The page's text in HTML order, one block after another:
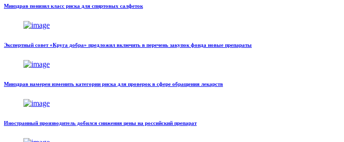
Минздрав понизил класс риска для спиртовых салфеток
Экспертный совет «Круга добра» предложил включить в перечень закупок фонда новые препараты
Минздрав намерен изменить категории риска для проверок в сфере обращения лекарств
Иностранный производитель добился снижения цены на российский препарат